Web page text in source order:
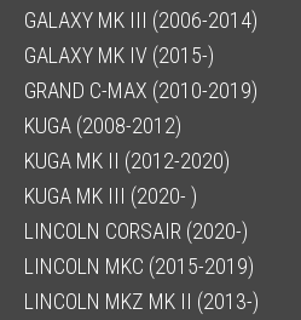
GALAXY MK III (2006-2014)
GALAXY MK IV (2015-)
GRAND C-MAX (2010-2019)
KUGA (2008-2012)
KUGA MK II (2012-2020)
KUGA MK III (2020- )
LINCOLN CORSAIR (2020-)
LINCOLN MKC (2015-2019)
LINCOLN MKZ MK II (2013-)